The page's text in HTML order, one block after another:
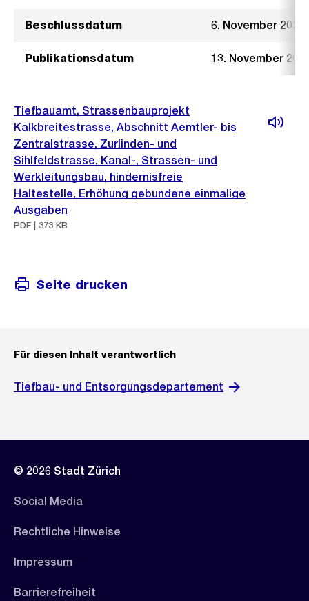
Beschlussdatum 6. November 2024
Publikationsdatum 13. November
Tiefbauamt, Strassenbauprojekt
Kalkbreitestrasse, Abschnitt Aemtler- bis
Zentralstrasse, Zurlinden- und
Sihlfeldstrasse, Kanal-, Strassen- und
Werkleitungsbau, hindernisfreie
Haltestelle, Erhöhung gebundene einmalige
Ausgaben
PDF | 373 KB
Seite drucken
Für diesen Inhalt verantwortlich
Tiefbau- und Entsorgungsdepartement
© 2026 Stadt Zürich
Social Media
Rechtliche Hinweise
Impressum
Barrierefreiheit